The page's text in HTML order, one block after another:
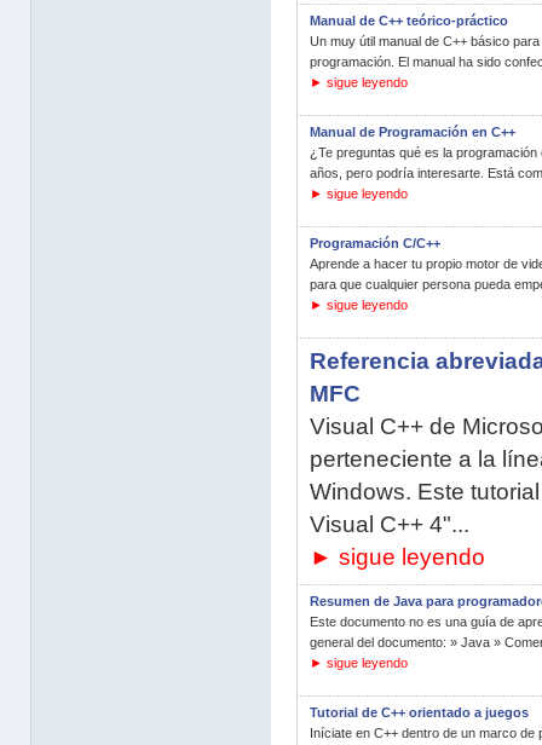
Manual de C++ teórico-práctico
Un muy útil manual de C++ básico
programación. El manual ha sido
► sigue leyendo
Manual de Programación en C++
¿Te preguntas qué es la
años, pero podría interesarte. Está
► sigue leyendo
Programación C/C++
Aprende a hacer tu propio motor de
para que cualquier persona pueda
► sigue leyendo
Referencia
MFC
Visual C++ de
perteneciente a la
Windows. Este
Visual C++ 4"...
► sigue leyendo
Resumen de Java para
Este documento no es una guía de
general del documento: » Java »
► sigue leyendo
Tutorial de C++ orientado a juegos
Iníciate en C++ dentro de un marco